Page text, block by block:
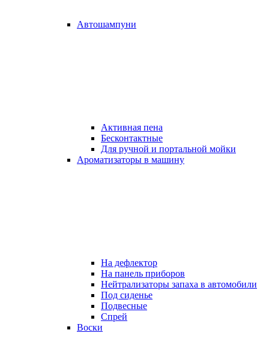
Автошампуни
Активная пена
Бесконтактные
Для ручной и портальной мойки
Ароматизаторы в машину
На дефлектор
На панель приборов
Нейтрализаторы запаха в автомобили
Под сиденье
Подвесные
Спрей
Воски